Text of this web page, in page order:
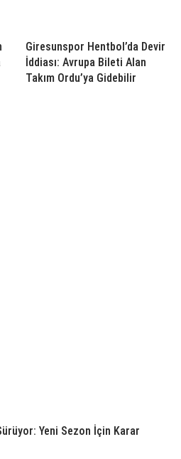
Giresunspor Hentbol’da Devir
İddiası: Avrupa Bileti Alan
Takım Ordu’ya Gidebilir
Yeni Sezon İçin Karar